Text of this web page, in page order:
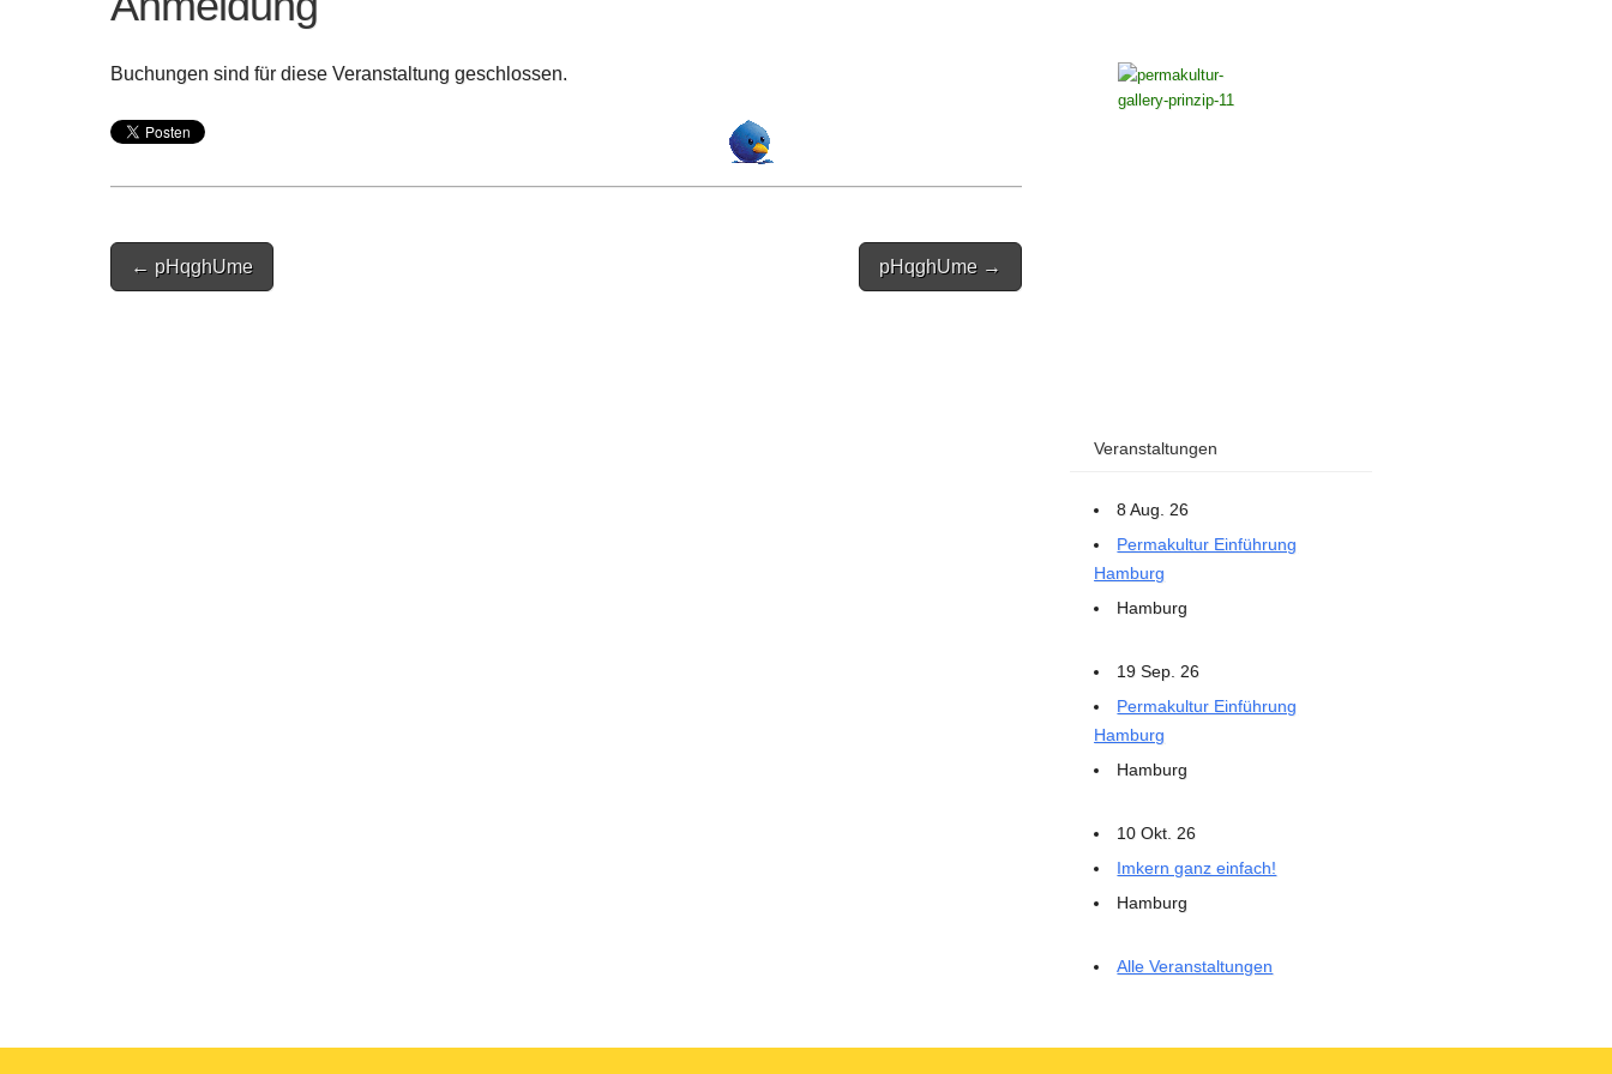
Buchungen sind für diese Veranstaltung geschlossen.
Post
navigation
← pHqghUme pHqghUme →
Veranstaltungen
8 Aug. 26
Permakultur Einführung
Hamburg
Hamburg
19 Sep. 26
Permakultur Einführung
Hamburg
Hamburg
10 Okt. 26
Imkern ganz einfach!
Hamburg
Alle Veranstaltungen